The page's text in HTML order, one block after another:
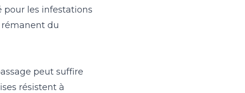
les infestations
rémanent du
peut suffire
résistent à